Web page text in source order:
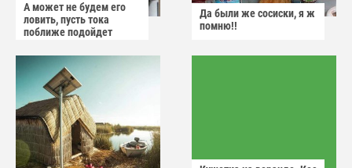
А может не будем его
ловить, пусть тока
поближе подойдет
Да были же сосиски, я ж
помню!!